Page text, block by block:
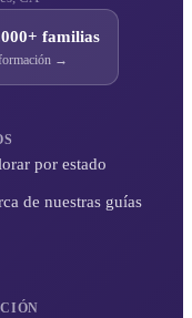
familias
→
por estado
de nuestras guías